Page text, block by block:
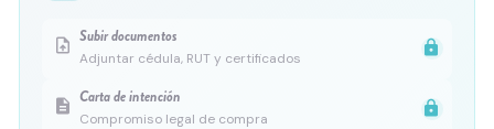
upload_file Subir documentos
Adjuntar cédula, RUT y certificados
lock
description Carta de intención
Compromiso legal de compra
lock